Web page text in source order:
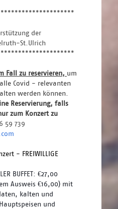
der
St.Ulrich
Fall zu reservieren, um
Covid - relevanten
werden können.
Reservierung, falls
zum Konzert zu
59 739
- FREIWILLIGE
BUFFET: €27,00
Ausweis €16,00) mit
kalten und
und